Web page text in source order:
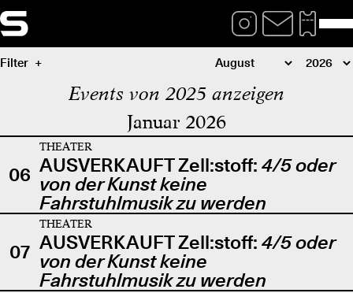
Filter
Events von 2025 anzeigen
Januar 2026
06
THEATER
AUSVERKAUFT Zell:stoff: 4/5 oder
von der Kunst keine
Fahrstuhlmusik zu werden
07
THEATER
AUSVERKAUFT Zell:stoff: 4/5 oder
von der Kunst keine
Fahrstuhlmusik zu werden